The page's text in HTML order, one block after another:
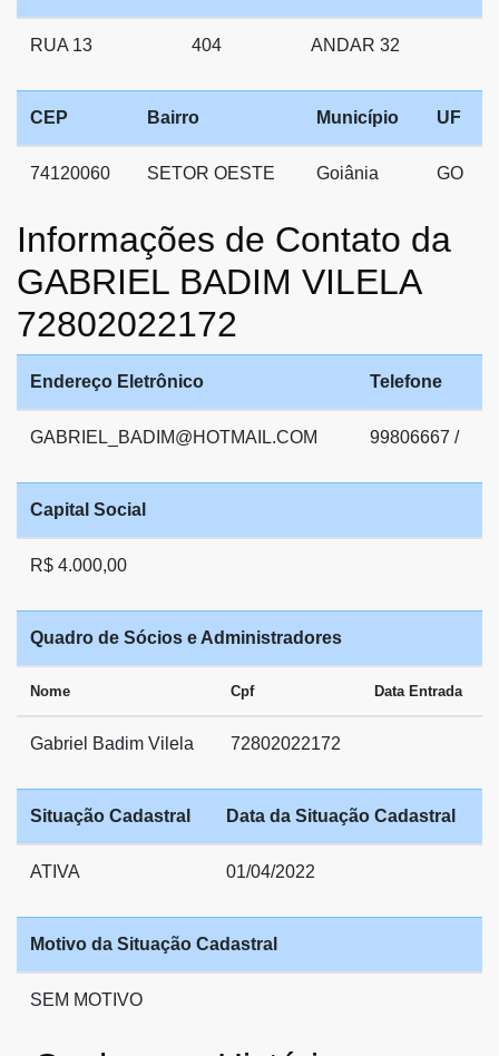
RUA 13 404 ANDAR 32
CEP Bairro Município UF
74120060 SETOR OESTE Goiânia GO
Informações de Contato da
GABRIEL BADIM VILELA
72802022172
Endereço Eletrônico Telefone
GABRIEL_BADIM@HOTMAIL.COM 99806667 /
Capital Social
R$ 4.000,00
Quadro de Sócios e Administradores
Nome Cpf Data Entrada
Gabriel Badim Vilela 72802022172
Situação Cadastral Data da Situação Cadastral
ATIVA 01/04/2022
Motivo da Situação Cadastral
SEM MOTIVO